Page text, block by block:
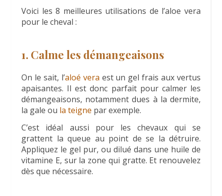
Voici les 8 meilleures utilisations de l’aloe vera
pour le cheval :
1. Calme les démangeaisons
On le sait, l’aloé vera est un gel frais aux vertus
apaisantes. Il est donc parfait pour calmer les
démangeaisons, notamment dues à la dermite,
la gale ou la teigne par exemple.
C’est idéal aussi pour les chevaux qui se
grattent la queue au point de se la détruire.
Appliquez le gel pur, ou dilué dans une huile de
vitamine E, sur la zone qui gratte. Et renouvelez
dès que nécessaire.